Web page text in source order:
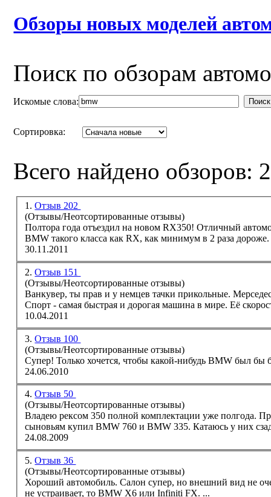
Обзоры новых моделей
Поиск по обзорам
Искомые слова:
Сортировка:
Всего найдено обзоров:
1.Отзыв 202
(Отзывы/Неотсортированные отзывы)
Полтора года отъездил на новом RX350! Отличный
BMW такого класса как RX, как минимум в 2 раза
30.11.2011
2.Отзыв 151
(Отзывы/Неотсортированные отзывы)
Ванкувер, ты прав и у немцев тачки прикольные.
Спорт - самая быстрая и дорогая машина в мире. Её
10.04.2011
3.Отзыв 100
(Отзывы/Неотсортированные отзывы)
Супер! Только хочется, чтобы какой-нибудьBMW был бы
24.06.2010
4.Отзыв 50
(Отзывы/Неотсортированные отзывы)
Владею рексом 350 полной комплектации уже полгода.
сыновьям купилBMW 760 иBMW 335. Катаюсь у них
24.08.2009
5.Отзыв 36
(Отзывы/Неотсортированные отзывы)
Хороший автомобиль. Салон супер, но внешний вид не
не устраивает, тоBMW X6 или Infiniti FX. ...